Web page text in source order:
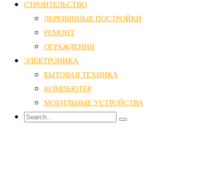
СТРОИТЕЛЬСТВО
ДЕРЕВЯННЫЕ ПОСТРОЙКИ
РЕМОНТ
ОГРАЖДЕНИЯ
ЭЛЕКТРОНИКА
БЫТОВАЯ ТЕХНИКА
КОМПЬЮТЕР
МОБИЛЬНЫЕ УСТРОЙСТВА